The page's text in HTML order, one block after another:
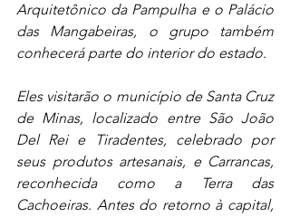
Arquitetônico da Pampulha e o Palácio
das Mangabeiras, o grupo também
conhecerá parte do interior do estado.
Eles visitarão o município de Santa Cruz
de Minas, localizado entre São João
Del Rei e Tiradentes, celebrado por
seus produtos artesanais, e Carrancas,
reconhecida como a Terra das
Cachoeiras. Antes do retorno à capital,